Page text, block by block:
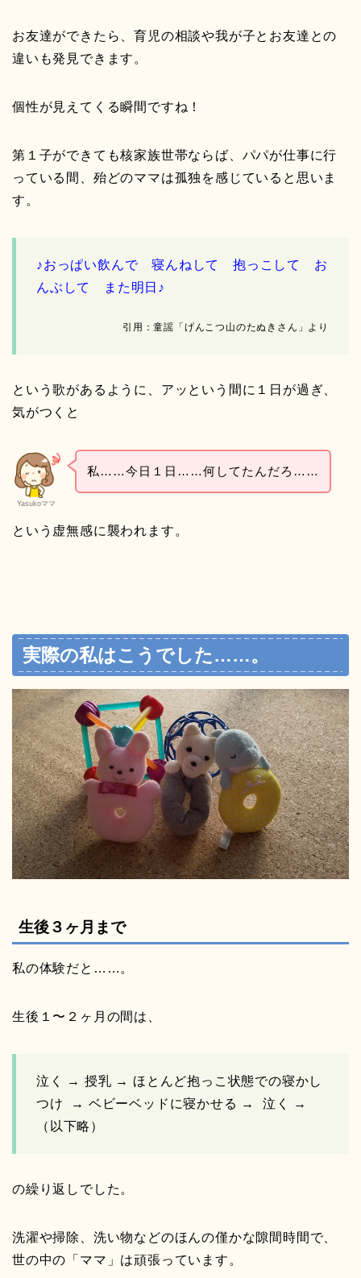
お友達ができたら、育児の相談や我が子とお友達との
違いも発見できます。
個性が見えてくる瞬間ですね！
第１子ができても核家族世帯ならば、パパが仕事に行
っている間、殆どのママは孤独を感じていると思いま
す。
♪おっぱい飲んで 寝んねして 抱っこして お
んぶして また明日♪
引用：童謡「げんこつ山のたぬきさん」より
という歌があるように、アッという間に１日が過ぎ、
気がつくと
Yasukoママ
私……今日１日……何してたんだろ……
という虚無感に襲われます。
実際の私はこうでした……。
生後３ヶ月まで
私の体験だと……。
生後１〜２ヶ月の間は、
泣く → 授乳 → ほとんど抱っこ状態での寝かし
つけ → ベビーベッドに寝かせる → 泣く →
（以下略）
の繰り返しでした。
洗濯や掃除、洗い物などのほんの僅かな隙間時間で、
世の中の「ママ」は頑張っています。